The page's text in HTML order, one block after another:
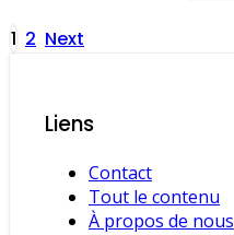
Posts
1 2 Next
Liens
Contact
Tout le contenu
À propos de nous